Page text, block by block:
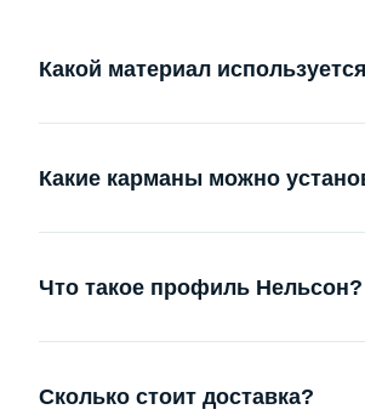
Какой материал
Какие карманы можно
Что такое профиль Нельсон?
Сколько стоит доставка?